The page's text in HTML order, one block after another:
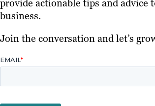
provide actionable tips and advice
business.
Join the conversation and let’s